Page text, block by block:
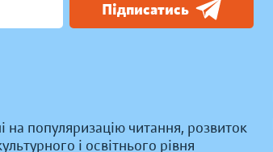
Підписатись
на популяризацію читання, розвиток
і освітнього рівня